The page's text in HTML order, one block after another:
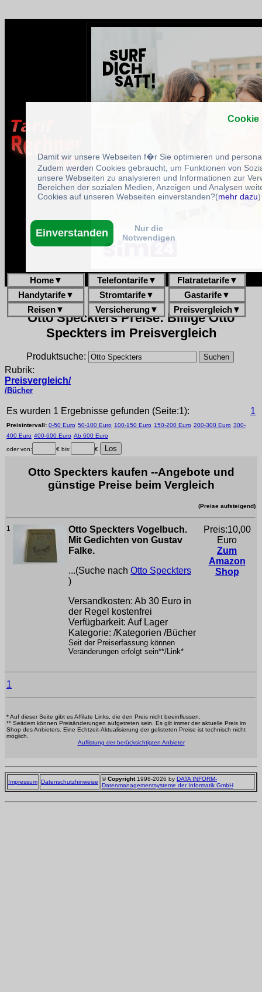
Home▼ Telefontarife▼ Flatratetarife▼
Handytarife▼ Stromtarife▼ Gastarife▼
Reisen▼ Versicherung▼ Preisvergleich▼
Otto Speckters Preise: Billige Otto
Speckters im Preisvergleich
Produktsuche:
Rubrik:
Preisvergleich/
/Bücher
Es wurden 1 Ergebnisse gefunden (Seite:1): 1
Preisintervall: 0-50 Euro 50-100 Euro 100-150 Euro 150-200 Euro 200-300 Euro 300-
400 Euro 400-600 Euro Ab 600 Euro
oder von: € bis: €
Otto Speckters kaufen --Angebote und
günstige Preise beim Vergleich
(Preise aufsteigend)
1
Otto Speckters Vogelbuch.
Mit Gedichten von Gustav
Falke.
...(Suche nach Otto Speckters
)
Versandkosten: Ab 30 Euro in
der Regel kostenfrei
Verfügbarkeit: Auf Lager
Kategorie: /Kategorien /Bücher
Seit der Preiserfassung können
Veränderungen erfolgt sein**/Link*
Preis:10,00
Euro
Zum
Amazon
Shop
1
* Auf dieser Seite gibt es Affilate Links, die den Preis nicht beeinflussen.
** Seitdem können Preisänderungen aufgetreten sein. Es gilt immer der aktuelle Preis im
Shop des Anbieters. Eine Echtzeit-Aktualisierung der gelisteten Preise ist technisch nicht
möglich.
Auflistung der berücksichtigten Anbieter
Impressum Datenschutzhinweise ©Copyright1998-2026 by DATA INFORM-
Datenmanagementsysteme der Informatik GmbH
Cookie
Damit wir unsere Webseiten f�r Sie optimieren und
Zudem werden Cookies gebraucht, um Funktionen von
unsere Webseiten zu analysieren und Informationen zur
Bereichen der sozialen Medien, Anzeigen und Analysen
Cookies auf unseren Webseiten einverstanden?(mehr dazu)
Einverstanden
Nur die
Notwendigen